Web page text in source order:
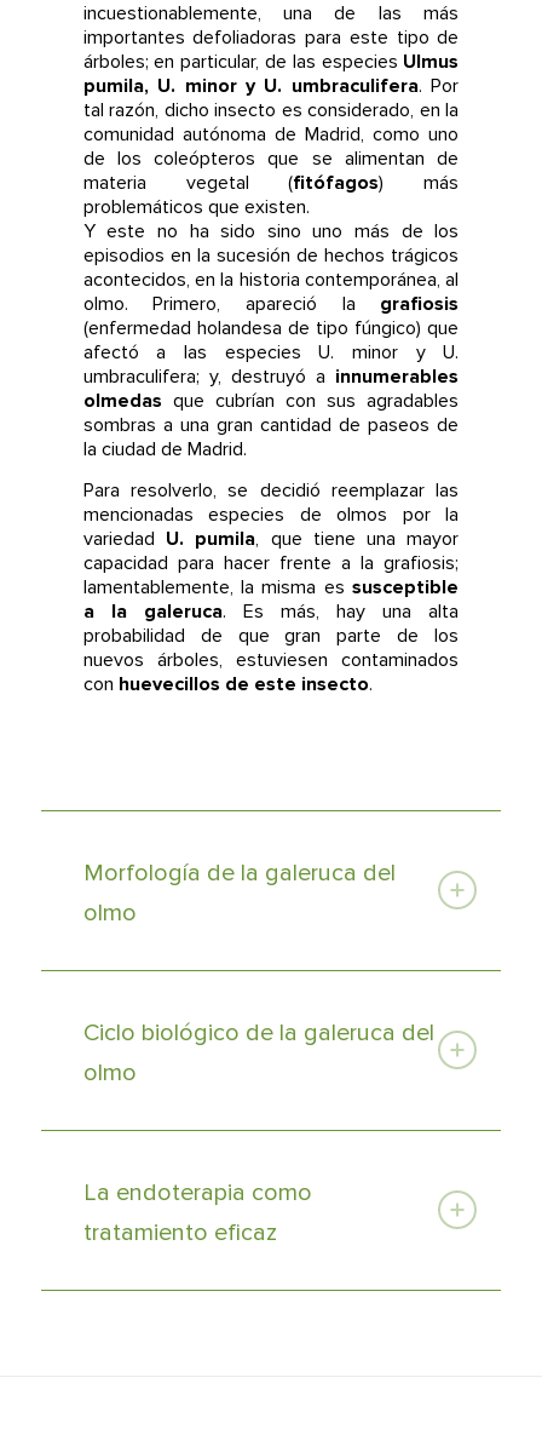
incuestionablemente, una de las más
importantes defoliadoras para este tipo de
árboles; en particular, de las especies Ulmus
pumila, U. minor y U. umbraculifera. Por
tal razón, dicho insecto es considerado, en la
comunidad autónoma de Madrid, como uno
de los coleópteros que se alimentan de
materia vegetal (fitófagos) más
problemáticos que existen.
Y este no ha sido sino uno más de los
episodios en la sucesión de hechos trágicos
acontecidos, en la historia contemporánea, al
olmo. Primero, apareció la grafiosis
(enfermedad holandesa de tipo fúngico) que
afectó a las especies U. minor y U.
umbraculifera; y, destruyó a innumerables
olmedas que cubrían con sus agradables
sombras a una gran cantidad de paseos de
la ciudad de Madrid.
Para resolverlo, se decidió reemplazar las
mencionadas especies de olmos por la
variedad U. pumila, que tiene una mayor
capacidad para hacer frente a la grafiosis;
lamentablemente, la misma essusceptible
a la galeruca. Es más, hay una alta
probabilidad de que gran parte de los
nuevos árboles, estuviesen contaminados
con huevecillos de este insecto.
Morfología de la galeruca del
olmo
Ciclo biológico de la galeruca del
olmo
La endoterapia como
tratamiento eficaz